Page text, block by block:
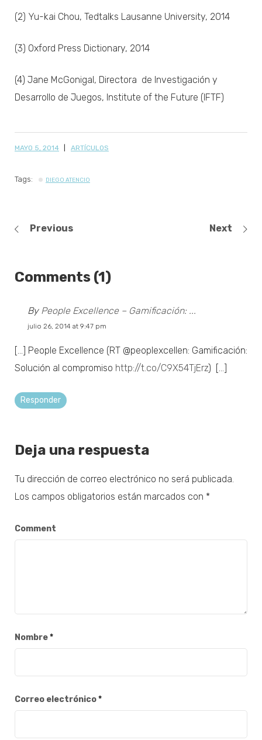
(2) Yu-kai Chou, Tedtalks Lausanne University, 2014
(3) Oxford Press Dictionary, 2014
(4) Jane McGonigal, Directora de Investigación y
Desarrollo de Juegos, Institute of the Future (IFTF)
MAYO 5, 2014 ARTÍCULOS
Tags: DIEGO ATENCIO
Previous Next
Comments (1)
By People Excellence – Gamificación: ...
julio 26, 2014 at 9:47 pm
[…] People Excellence (RT @peoplexcellen: Gamificación:
Solución al compromiso http://t.co/C9X54TjErz) […]
Responder
Deja una respuesta
Tu dirección de correo electrónico no será publicada.
Los campos obligatorios están marcados con *
Comment
Nombre*
Correo electrónico*